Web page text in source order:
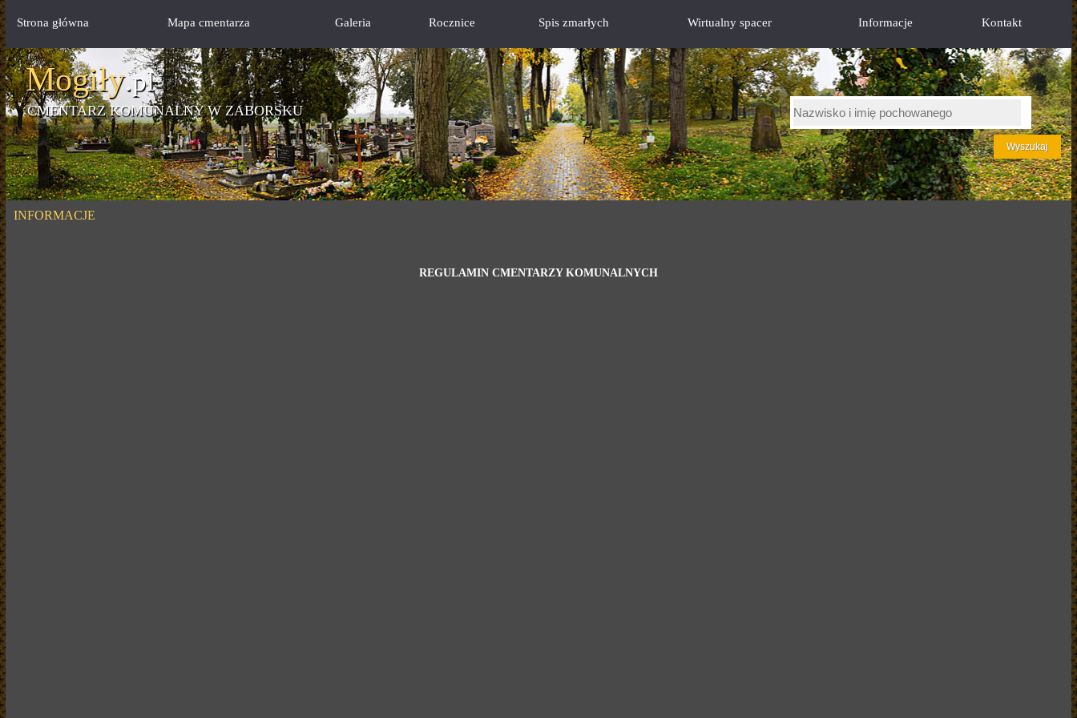
Mogiły.pl
CMENTARZ KOMUNALNY W ZABORSKU
Strona główna Mapa cmentarza Galeria Rocznice Spis zmarłych Wirtualny spacer Informacje Kontakt
INFORMACJE
REGULAMIN CMENTARZY KOMUNALNYCH